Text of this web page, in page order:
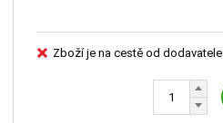
Zboží je na cestě od dodavatele